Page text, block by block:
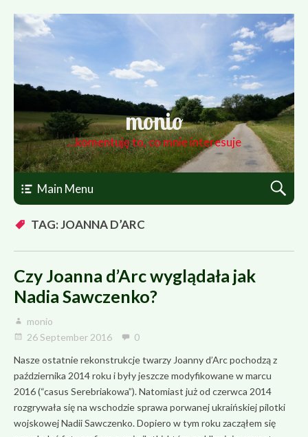
monio
…komentuję to, co mnie interesuje
Main Menu
TAG: JOANNA D’ARC
Czy Joanna d’Arc wyglądała jak
Nadia Sawczenko?
monio
26 September 2016
0
Nasze ostatnie rekonstrukcje twarzy Joanny d’Arc pochodzą z
października 2014 roku i były jeszcze modyfikowane w marcu
2016 (“casus Serebriakowa”). Natomiast już od czerwca 2014
rozgrywała się na wschodzie sprawa porwanej ukraińskiej pilotki
wojskowej Nadii Sawczenko. Dopiero w tym roku zacząłem się